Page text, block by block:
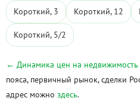
Короткий, 3 Короткий, 12
Короткий, 5/2
← Динамика цен на недвижимость
пояса, первичный рынок, сделки
адрес можно здесь.